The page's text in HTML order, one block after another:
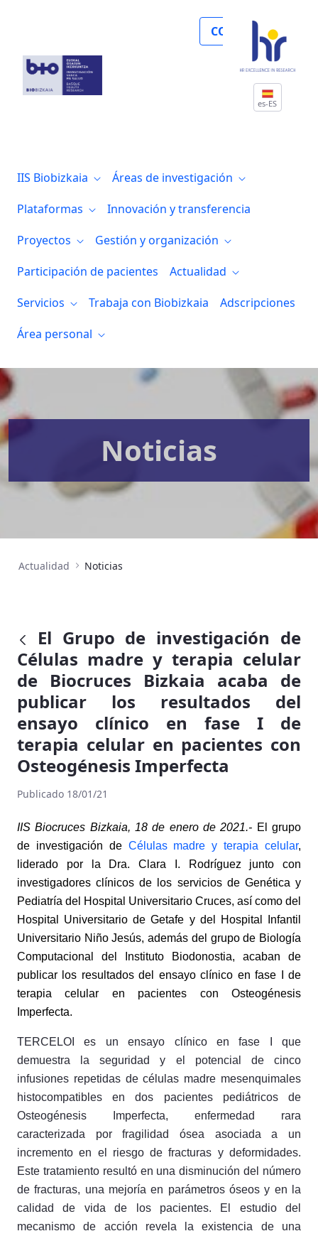
COLABORA
es-ES
IIS Biobizkaia
Áreas de investigación
Plataformas
Innovación y transferencia
Proyectos
Gestión y organización
Participación de pacientes
Actualidad
Servicios
Trabaja con Biobizkaia
Adscripciones
Área personal
Noticias
Actualidad Noticias
El Grupo de investigación de
Células madre y terapia celular
de Biocruces Bizkaia acaba de
publicar los resultados del
ensayo clínico en fase I de
terapia celular en pacientes con
Osteogénesis Imperfecta
Publicado 18/01/21
IIS Biocruces Bizkaia, 18 de enero de 2021.- El grupo
de investigación de Células madre y terapia celular,
liderado por la Dra. Clara I. Rodríguez junto con
investigadores clínicos de los servicios de Genética y
Pediatría del Hospital Universitario Cruces, así como del
Hospital Universitario de Getafe y del Hospital Infantil
Universitario Niño Jesús, además del grupo de Biología
Computacional del Instituto Biodonostia, acaban de
publicar los resultados del ensayo clínico en fase I de
terapia celular en pacientes con Osteogénesis
Imperfecta.
TERCELOI es un ensayo clínico en fase I que
demuestra la seguridad y el potencial de cinco
infusiones repetidas de células madre mesenquimales
histocompatibles en dos pacientes pediátricos de
Osteogénesis Imperfecta, enfermedad rara
caracterizada por fragilidad ósea asociada a un
incremento en el riesgo de fracturas y deformidades.
Este tratamiento resultó en una disminución del número
de fracturas, una mejoría en parámetros óseos y en la
calidad de vida de los pacientes. El estudio del
mecanismo de acción revela la existencia de una